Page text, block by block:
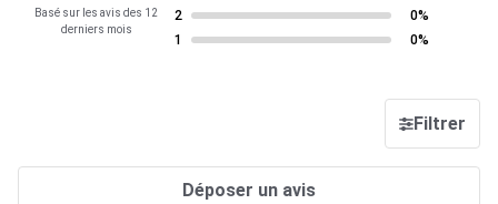
Basé sur les avis des 12
derniers mois
2
0%
1
0%
Filtrer
Déposer un avis